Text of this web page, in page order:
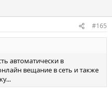
#165
автоматически в
вещание в сеть и также